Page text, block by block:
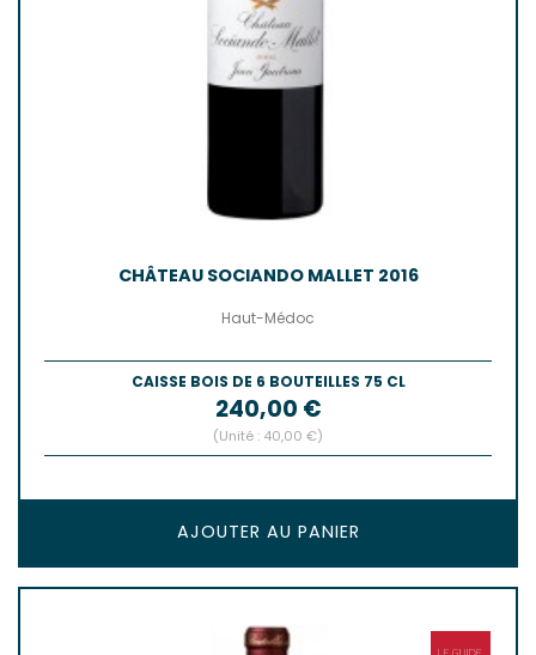
CHÂTEAU SOCIANDO MALLET 2016
Haut-Médoc
CAISSE BOIS DE 6 BOUTEILLES 75 CL
Prix
240,00 €
(Unité : 40,00 €)
AJOUTER AU PANIER